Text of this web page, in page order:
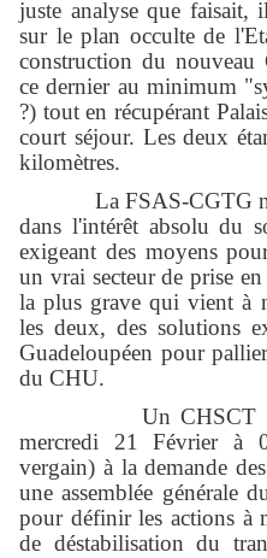
juste analyse que
sur le plan occulte de
construction du
ce dernier au minimum
?) tout en récupérant
court séjour. Les deux
kilomètres.
La FSAS-CGTG ne
dans l'intérêt absolu du
exigeant des moyens
un vrai secteur de prise
la plus grave qui vient à
les deux, des solutions
Guadeloupéen pour
du CHU.
Un CHSCT
mercredi 21 Février à
vergain) à la demande
une assemblée générale
pour définir les actions à
de déstabilisation du